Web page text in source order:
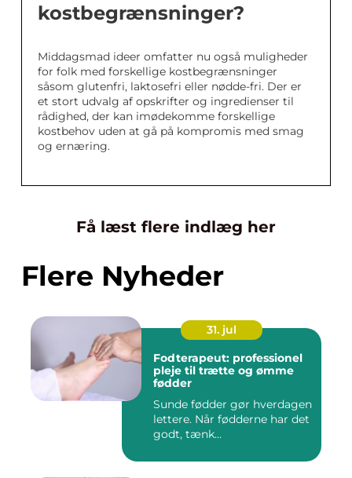
kostbegrænsninger?
Middagsmad ideer omfatter nu også muligheder
for folk med forskellige kostbegrænsninger
såsom glutenfri, laktosefri eller nødde-fri. Der er
et stort udvalg af opskrifter og ingredienser til
rådighed, der kan imødekomme forskellige
kostbehov uden at gå på kompromis med smag
og ernæring.
Få læst flere indlæg her
Flere Nyheder
31. jul
Fodterapeut: professionel
pleje til trætte og ømme
fødder
Sunde fødder gør hverdagen
lettere. Når fødderne har det
godt, tænk...